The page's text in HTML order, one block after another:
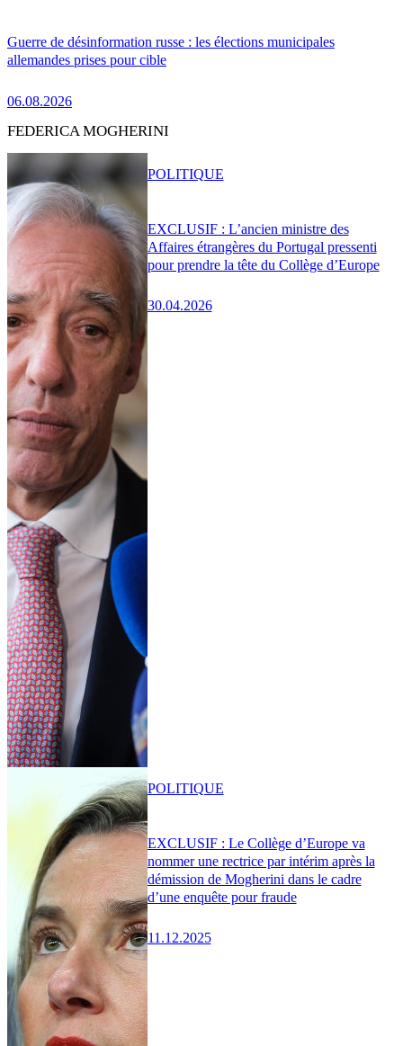
Guerre de désinformation russe : les élections municipales
allemandes prises pour cible
06.08.2026
FEDERICA MOGHERINI
EXCLUSIF : L’ancien ministre des
Affaires étrangères du Portugal pressenti
pour prendre la tête du Collège d’Europe
30.04.2026
POLITIQUE
EXCLUSIF : Le Collège d’Europe va
nommer une rectrice par intérim après la
démission de Mogherini dans le cadre
d’une enquête pour fraude
11.12.2025
POLITIQUE